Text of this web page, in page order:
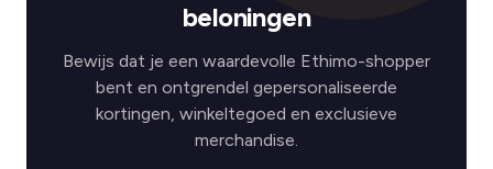
beloningen
Bewijs dat je een waardevolle Ethimo-shopper
bent en ontgrendel gepersonaliseerde
kortingen, winkeltegoed en exclusieve
merchandise.